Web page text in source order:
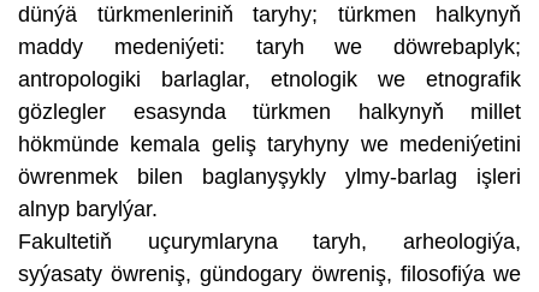
dünýä türkmenleriniň taryhy; türkmen halkynyň
maddy medeniýeti: taryh we döwrebaplyk;
antropologiki barlaglar, etnologik we etnografik
gözlegler esasynda türkmen halkynyň millet
hökmünde kemala geliş taryhyny we medeniýetini
öwrenmek bilen baglanyşykly ylmy-barlag işleri
alnyp barylýar.
Fakultetiň uçurymlaryna taryh, arheologiýa,
syýasaty öwreniş, gündogary öwreniş, filosofiýa we